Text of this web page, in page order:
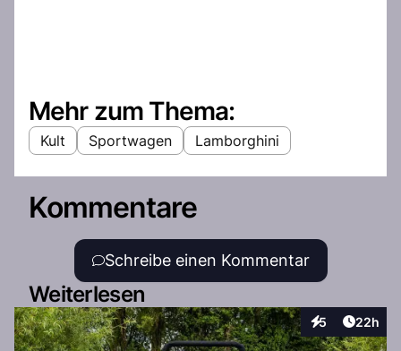
Mehr zum Thema:
Kult Sportwagen Lamborghini
Kommentare
Schreibe einen Kommentar
Weiterlesen
5
Interaktionen
Artikel
22h